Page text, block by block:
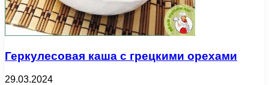
Геркулесовая каша с грецкими орехами
29.03.2024